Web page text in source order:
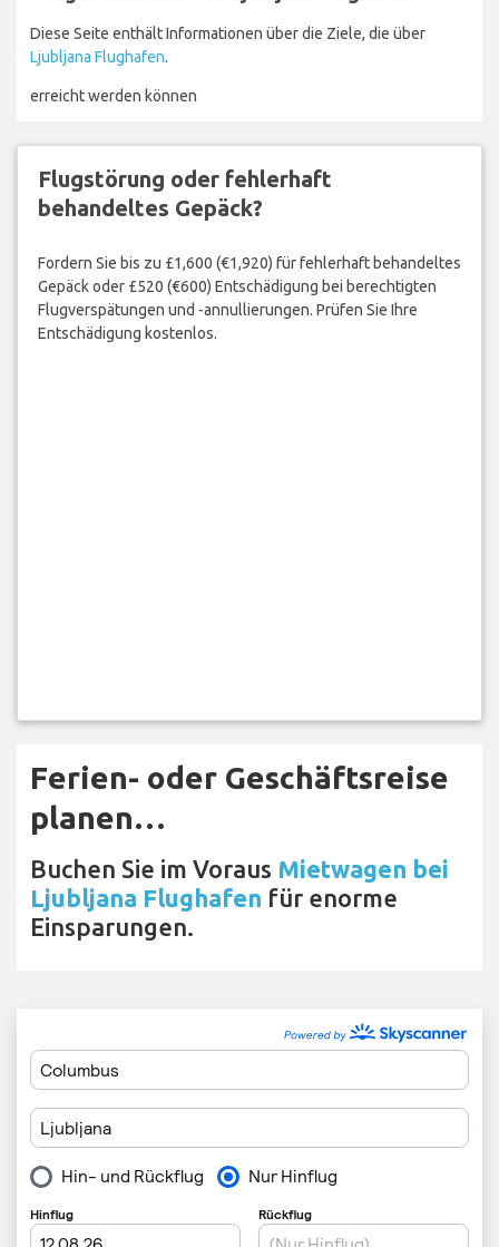
Diese Seite enthält Informationen über die Ziele, die über
Ljubljana Flughafen.
erreicht werden können
Flugstörung oder fehlerhaft
behandeltes Gepäck?
Fordern Sie bis zu £1,600 (€1,920) für fehlerhaft behandeltes
Gepäck oder £520 (€600) Entschädigung bei berechtigten
Flugverspätungen und -annullierungen. Prüfen Sie Ihre
Entschädigung kostenlos.
Ferien- oder Geschäftsreise
planen…
Buchen Sie im Voraus Mietwagen bei
Ljubljana Flughafen für enorme
Einsparungen.